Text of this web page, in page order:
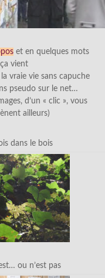
et en quelques mots
vient
vraie vie sans capuche
pseudo sur le net…
d’un « clic », vous
ailleurs)
dans le bois
ou n’est pas